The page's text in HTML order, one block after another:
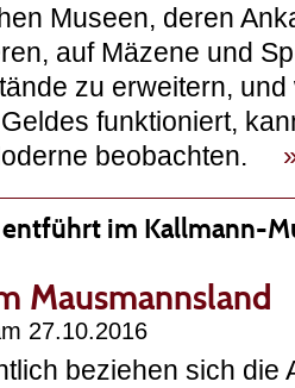
Museen, deren
auf Mäzene und
zu erweitern,
funktioniert,
beobachten.
im Kallmann-
Mausmannsland
27.10.2016
beziehen sich die